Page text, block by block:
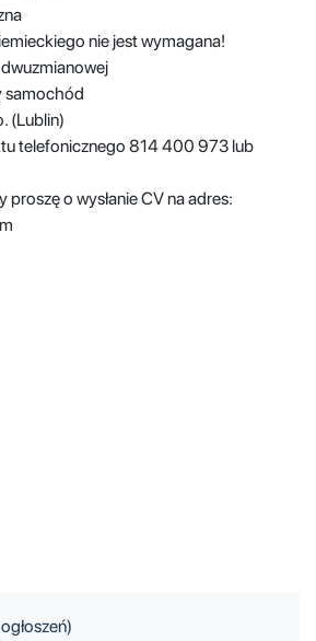
nie jest wymagana!
samochód
(Lublin)
telefonicznego 814 400 973 lub
o wysłanie CV na adres: